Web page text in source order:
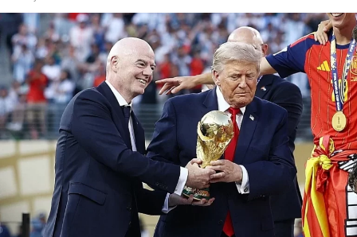
Međutim, za takav razvoj potrebna su velika finansijska
sredstva. Prema procjenama povjerilaca, Varti su već sada
potrebne desetine miliona eura kako bi nastavila redovno
poslovanje, uz dodatna višemilionska ulaganja koja će biti
neophodna u narednim godinama.
Post
Share
Tweet Share
Mail
mjesta širom svijeta
fabrike u Njemačkoj. To bi bilo dodatno smanjenje uz već
ranije najavljeni plan prema kojem bi do2030. godine
trebalo biti ugašeno još50.000 radnih mjestau okviru
grupacije.
Planovi uprave naišli su na snažan otpor sindikata i
radničkog vijeća, ali i vlasti savezne pokrajine
Donja
Saska, koja posjeduje oko 20 posto udjela
u
Volkswagenu i ima značajan utjecaj u nadzornom odboru
kompanije. Prema njemačkim medijima, odbor je u početnoj
fazi odbio dio predloženih mjera.